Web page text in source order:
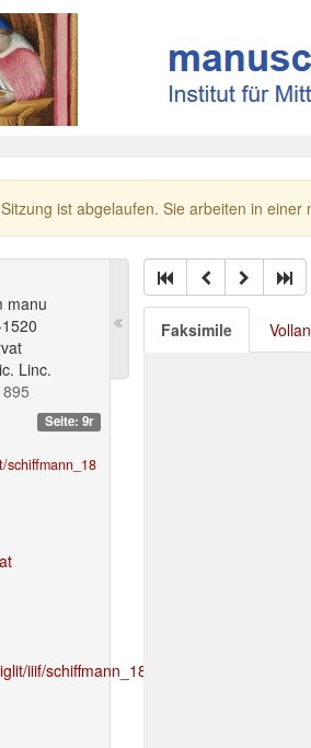
ist abgelaufen. Sie arbeiten in einer
manu
Linc.
Seite: 9r
iiif/schiffmann_1895/manifest.json
Faksimile